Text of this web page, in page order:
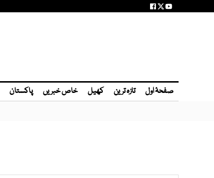
صفحۂ اول تازہ ترین کھیل خاص خبریں پاکستان